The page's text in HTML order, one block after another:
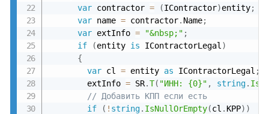
var contractor = (IContractor)entity;
var name = contractor. Name;
var extInfo = "&nbsp;" ;
if
(entity is IContractorLegal )
{
var cl = entity as IContractorLegal ;
        extInfo
= SR.T( "ИНН: {0}" , string.
// Добавить КПП если есть
if
( ! string. IsNullOrEmpty(cl . KPP) )